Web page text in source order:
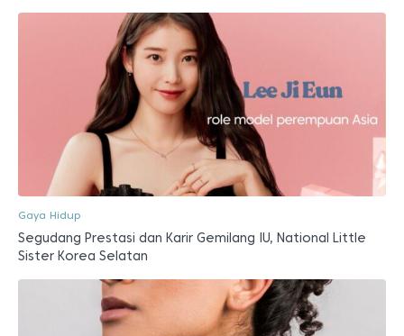
Gaya Hidup
Segudang Prestasi dan Karir Gemilang IU, National Little
Sister Korea Selatan